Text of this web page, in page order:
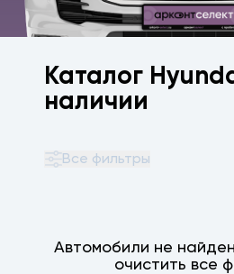
Каталог
наличии
Автомобили не
очистить все
Все фильтры